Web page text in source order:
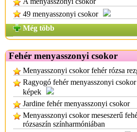
49 menyasszonyi csokor
Még több
Fehér menyasszonyi csokor
Menyasszonyi csokor fehér rózsa
Ragyogó fehér menyasszonyi
képek
Jardine fehér menyasszonyi csokor
Menyasszonyi csokor meseszerű
rózsaszín színharmóniában